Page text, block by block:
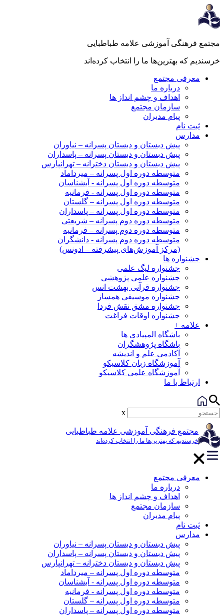
فرهنگی آموزشی علامه طباطبایی
که بهترین‌ها ما را انتخاب کرده‌اند
معرفی مجتمع
درباره ما
اهداف و چشم انداز ها
سازمان مجتمع
پیام مدیران
ثبت نام
مدارس
پیش دبستان و دبستان پسرانه – نیاوران
پیش دبستان و دبستان پسرانه – پاسداران
پیش دبستان و دبستان دخترانه – تهرانپارس
متوسطه دوره اول پسرانه – میرداماد
متوسطه دوره اول پسرانه - آبشناسان
متوسطه دوره اول پسرانه - فرمانیه
متوسطه دوره اول پسرانه – گلستان
متوسطه دوره اول پسرانه – پاسداران
متوسطه دوره دوم پسرانه – شریعتی
متوسطه دوره دوم پسرانه – فرمانیه
متوسطه دوره دوم پسرانه - دانشگران
(مرکز آموزش‌های پیشرفته – ادونس)
جشنواره ها
جشنواره لیگ علمی
جشنواره علمی پژوهشی
جشنواره قرآنی بهشت انس
جشنواره موسیقی همساز
جشنواره مشق نقش فردا
جشنواره اوقات فراغت
علامه +
باشگاه المپیادی ها
باشگاه پژوهشگران
آکادمی علم و اندیشه
آموزشگاه زبان کلاسیکو
آموزشگاه علمی کلاسیکو
ارتباط با ما
مجتمع فرهنگی آموزشی علامه طباطبایی
خرسندیم که بهترین‌ها ما را انتخاب کرده‌اند
معرفی مجتمع
درباره ما
اهداف و چشم انداز ها
سازمان مجتمع
پیام مدیران
ثبت نام
مدارس
پیش دبستان و دبستان پسرانه – نیاوران
پیش دبستان و دبستان پسرانه – پاسداران
پیش دبستان و دبستان دخترانه – تهرانپارس
متوسطه دوره اول پسرانه – میرداماد
متوسطه دوره اول پسرانه - آبشناسان
متوسطه دوره اول پسرانه - فرمانیه
متوسطه دوره اول پسرانه – گلستان
متوسطه دوره اول پسرانه – پاسداران